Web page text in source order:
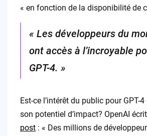
« en fonction de la disponibilité de
« Les développeurs du
ont accès à l’incroyable
GPT-4. »
Est-ce l’intérêt du public pour GPT-
son potentiel d’impact? OpenAI
post: « Des millions de